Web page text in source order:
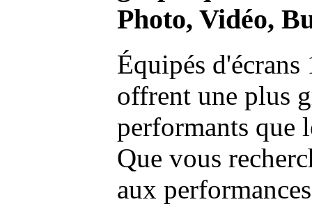
Photo, Vidéo,
Équipés
offrent une plus
performants que
Que vous
aux